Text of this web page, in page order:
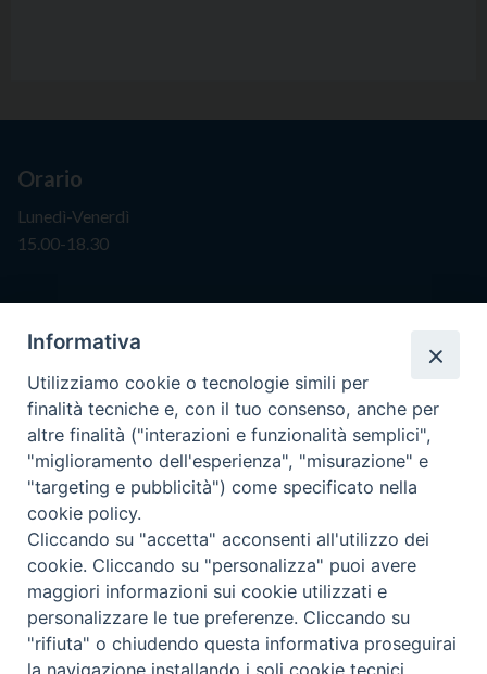
Istituto Superiore di Scienze Religiose
"Mons. Vincenzo Zoccali"
Via Pio XI, 236 - 89133 Reggio Calabria
Tel. 0965593575
Fax 0965597484
Orario
Lunedì-Venerdì
15.00-18.30
Informativa
Utilizziamo cookie o tecnologie simili per
finalità tecniche e, con il tuo consenso, anche per
altre finalità ("interazioni e funzionalità semplici",
"miglioramento dell'esperienza", "misurazione" e
"targeting e pubblicità") come specificato nella
cookie policy.
Cliccando su "accetta" acconsenti all'utilizzo dei
cookie. Cliccando su "personalizza" puoi avere
maggiori informazioni sui cookie utilizzati e
personalizzare le tue preferenze. Cliccando su
"rifiuta" o chiudendo questa informativa proseguirai
la navigazione installando i soli cookie tecnici.